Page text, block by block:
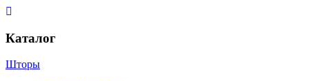
Каталог
Шторы